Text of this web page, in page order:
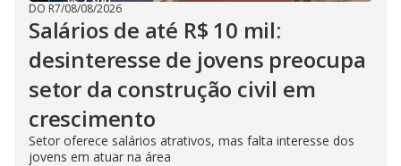
DO R7/08/08/2026
Salários de até R$ 10 mil:
desinteresse de jovens preocupa
setor da construção civil em
crescimento
Setor oferece salários atrativos, mas falta interesse dos
jovens em atuar na área